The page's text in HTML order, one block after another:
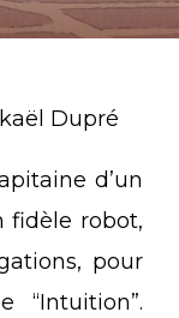
Dupré
d’un
fidèle robot,
pour
“Intuition”.